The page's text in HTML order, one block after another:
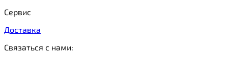
Сервис
Доставка
Связаться с нами: